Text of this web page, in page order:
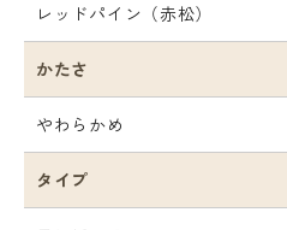
レッドパイン（赤松）
かたさ
やわらかめ
タイプ